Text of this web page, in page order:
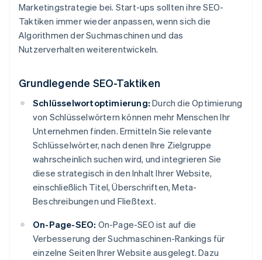
Marketingstrategie bei. Start-ups sollten ihre SEO-
Taktiken immer wieder anpassen, wenn sich die
Algorithmen der Suchmaschinen und das
Nutzerverhalten weiterentwickeln.
Grundlegende SEO-Taktiken
Schlüsselwortoptimierung: Durch die Optimierung
von Schlüsselwörtern können mehr Menschen Ihr
Unternehmen finden. Ermitteln Sie relevante
Schlüsselwörter, nach denen Ihre Zielgruppe
wahrscheinlich suchen wird, und integrieren Sie
diese strategisch in den Inhalt Ihrer Website,
einschließlich Titel, Überschriften, Meta-
Beschreibungen und Fließtext.
On-Page-SEO: On-Page-SEO ist auf die
Verbesserung der Suchmaschinen-Rankings für
einzelne Seiten Ihrer Website ausgelegt. Dazu